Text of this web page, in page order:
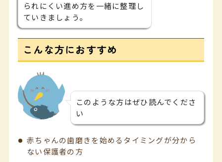
られにくい進め方を一緒に整理し
ていきましょう。
こんな方におすすめ
このような方はぜひ読んでくださ
い
赤ちゃんの歯磨きを始めるタイミングが分から
ない保護者の方